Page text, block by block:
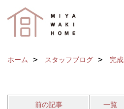
ホーム スタッフブログ 完
前の記事 一覧